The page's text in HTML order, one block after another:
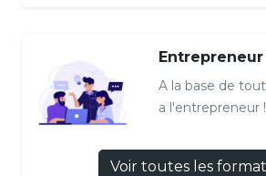
Entrepreneur
A la base de
a l'entrepreneur !
Voir toutes les